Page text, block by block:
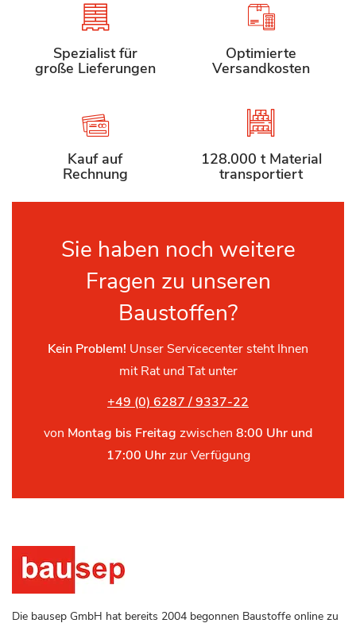
Spezialist für
große Lieferungen
Optimierte
Versandkosten
Kauf auf
Rechnung
128.000 t Material
transportiert
Sie haben noch weitere
Fragen zu unseren
Baustoffen?
Kein Problem! Unser Servicecenter steht Ihnen
mit Rat und Tat unter
+49 (0) 6287 / 9337-22
von Montag bis Freitag zwischen 8:00 Uhr und
17:00 Uhrzur Verfügung
Die bausep GmbH hat bereits 2004 begonnen Baustoffe online zu